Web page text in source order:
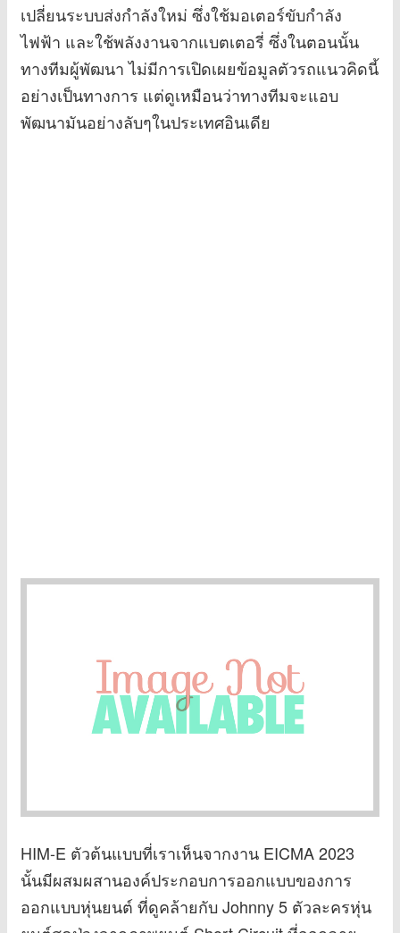
เปลี่ยนระบบส่งกำลังใหม่ ซึ่งใช้มอเตอร์ขับกำลัง
ไฟฟ้า และใช้พลังงานจากแบตเตอรี่ ซึ่งในตอนนั้น
ทางทีมผู้พัฒนา ไม่มีการเปิดเผยข้อมูลตัวรถแนวคิดนี้
อย่างเป็นทางการ แต่ดูเหมือนว่าทางทีมจะแอบ
พัฒนามันอย่างลับๆในประเทศอินเดีย
HIM-E ตัวต้นแบบที่เราเห็นจากงาน EICMA 2023
นั้นมีผสมผสานองค์ประกอบการออกแบบของการ
ออกแบบหุ่นยนต์ ที่ดูคล้ายกับ Johnny 5 ตัวละครหุ่น